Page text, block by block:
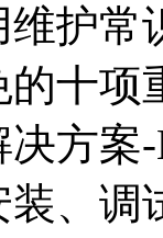
维护常
的十项
方案
、调